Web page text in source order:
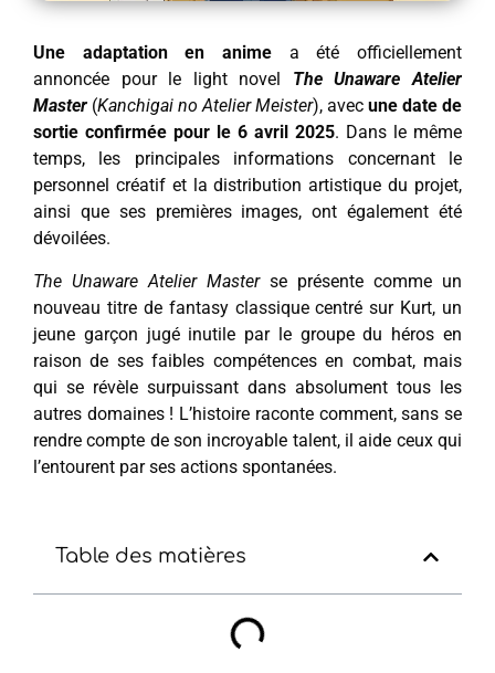
Une adaptation en anime a été officiellement
annoncée pour le light novel The Unaware Atelier
Master (Kanchigai no Atelier Meister), avec une date de
sortie confirmée pour le 6 avril 2025. Dans le même
temps, les principales informations concernant le
personnel créatif et la distribution artistique du projet,
ainsi que ses premières images, ont également été
dévoilées.
The Unaware Atelier Masterse présente comme un
nouveau titre de fantasy classique centré sur Kurt, un
jeune garçon jugé inutile par le groupe du héros en
raison de ses faibles compétences en combat, mais
qui se révèle surpuissant dans absolument tous les
autres domaines ! L’histoire raconte comment, sans se
rendre compte de son incroyable talent, il aide ceux qui
l’entourent par ses actions spontanées.
Table des matières